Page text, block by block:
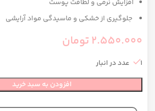
افزایش نرمی و لطافت پوست
جلوگیری از خشکی و ماسیدگی مواد آرایشی
2.550.000تومان
1 عدد در انبار
افزودن به سبد خرید